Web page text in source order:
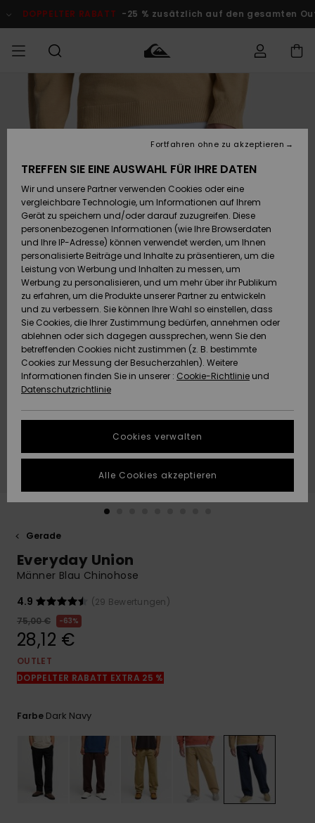
Produktinformation
DOPPELTER RABATT -25 % zusätzlich auf den gesamten
Accessoires
Schuhe&
Flip-Flops
Surf
Snow
Brandneu
Highlights
Accessoires
Schuhe&
Flip-Flops
Surf
Snow
Brandneu
Highlights
FRAUEN
Brandneu
Highlights
Snow
SURF
Kinder
Highlights
Community
SNOW
Snow Shop
Kinder
Snow Shop
Damen
Highlights
Community
DOPPELTER
RABATT
KINDER
Outlet
Frauen
HILFE & KONTAKT
Retouren
Bezahlung
Geschenkkarte
Quiksilver
Freedom
Datenschutz
Starten Sie eine
um die
schnellste
Antwort auf Ihre
Finden Sie
die häufigsten
Fragen sowie
ansehen
NACHHALTIGKEIT
SHOPS
QUIKSILVER APP
WUNSCHLISTE
Gerade
Everyday Union
Männer Blau Chinohose
4.9
(29 Bewertungen)
75,00 €
63%
28,12 €
OUTLET
DOPPELTER RABATT EXTRA 25 %
Farbe Dark Navy
TREFFEN SIE EINE AUSWAHL FÜR IHRE DATEN
Wir und unsere Partner verwenden Cookies oder eine
vergleichbare Technologie, um Informationen auf Ihrem
Gerät zu speichern und/oder darauf zuzugreifen. Diese
personenbezogenen Informationen (wie Ihre Browserdaten
und Ihre IP-Adresse) können verwendet werden, um Ihnen
personalisierte Beiträge und Inhalte zu präsentieren, um die
Leistung von Werbung und Inhalten zu messen, um
Werbung zu personalisieren, und um mehr über ihr Publikum
zu erfahren, um die Produkte unserer Partner zu entwickeln
und zu verbessern. Sie können Ihre Wahl so einstellen, dass
Sie Cookies, die Ihrer Zustimmung bedürfen, annehmen oder
ablehnen oder sich dagegen aussprechen, wenn Sie den
betreffenden Cookies nicht zustimmen (z. B. bestimmte
Cookies zur Messung der Besucherzahlen). Weitere
Informationen finden Sie in unserer : Cookie-Richtlinie und
Datenschutzrichtlinie
Cookies verwalten
Fortfahren ohne zu akzeptieren
Alle Cookies akzeptieren